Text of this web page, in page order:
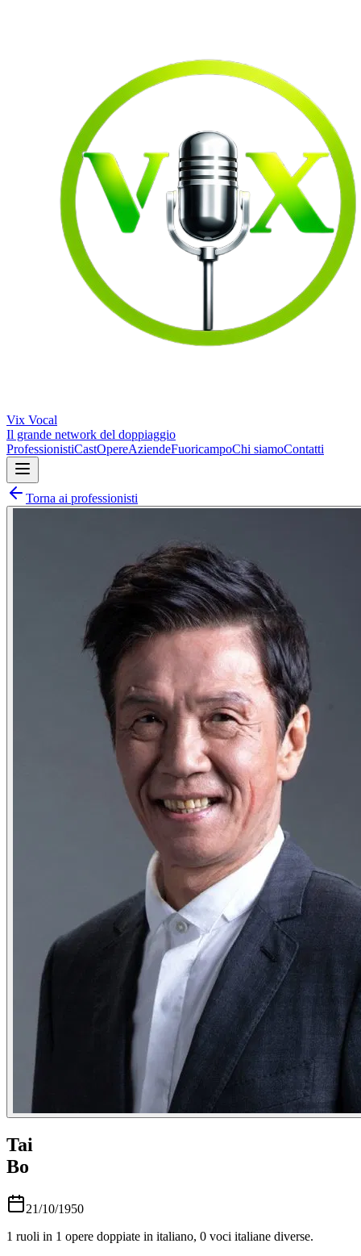
Vix Vocal
Il grande network del doppiaggio
ProfessionistiCastOpereAziendeFuoricampoChi siamoContatti
Torna ai professionisti
Tai
Bo
21/10/1950
1 ruoli in 1 opere doppiate in italiano, 0 voci italiane diverse.